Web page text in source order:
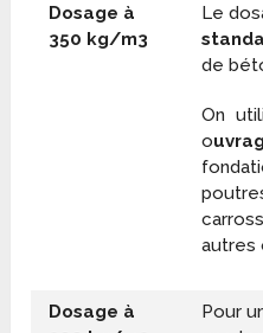
Dosage à
350 kg/m3
Le
de
On
o
autres
Dosage à
Pour